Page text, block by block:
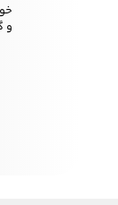
و